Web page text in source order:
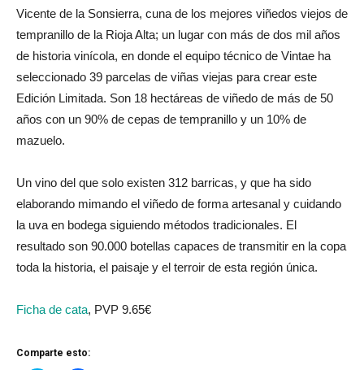
Vicente de la Sonsierra, cuna de los mejores viñedos viejos de
tempranillo de la Rioja Alta; un lugar con más de dos mil años
de historia vinícola, en donde el equipo técnico de Vintae ha
seleccionado 39 parcelas de viñas viejas para crear este
Edición Limitada. Son 18 hectáreas de viñedo de más de 50
años con un 90% de cepas de tempranillo y un 10% de
mazuelo.
Un vino del que solo existen 312 barricas, y que ha sido
elaborando mimando el viñedo de forma artesanal y cuidando
la uva en bodega siguiendo métodos tradicionales. El
resultado son 90.000 botellas capaces de transmitir en la copa
toda la historia, el paisaje y el terroir de esta región única.
Ficha de cata, PVP 9.65€
Comparte esto: